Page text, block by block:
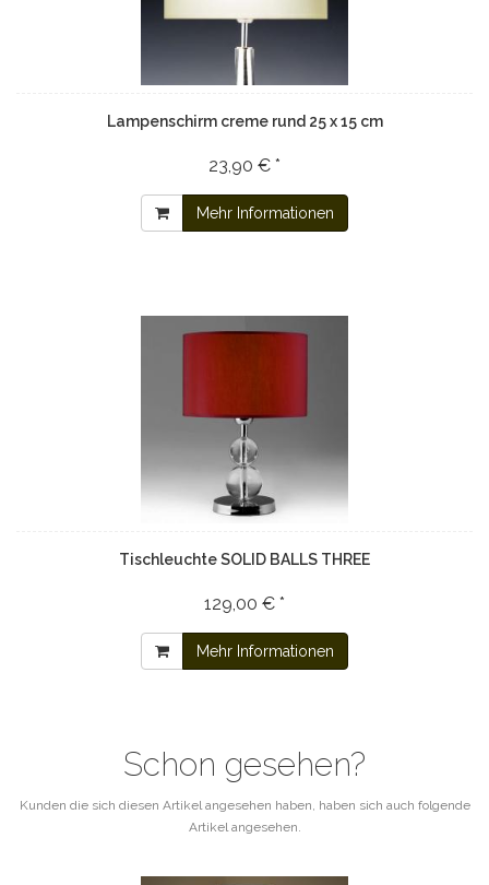
Lampenschirm creme rund 25 x 15 cm
23,90 € *
Mehr Informationen
Tischleuchte SOLID BALLS THREE
129,00 € *
Mehr Informationen
Schon gesehen?
Kunden die sich diesen Artikel angesehen haben, haben sich auch folgende
Artikel angesehen.